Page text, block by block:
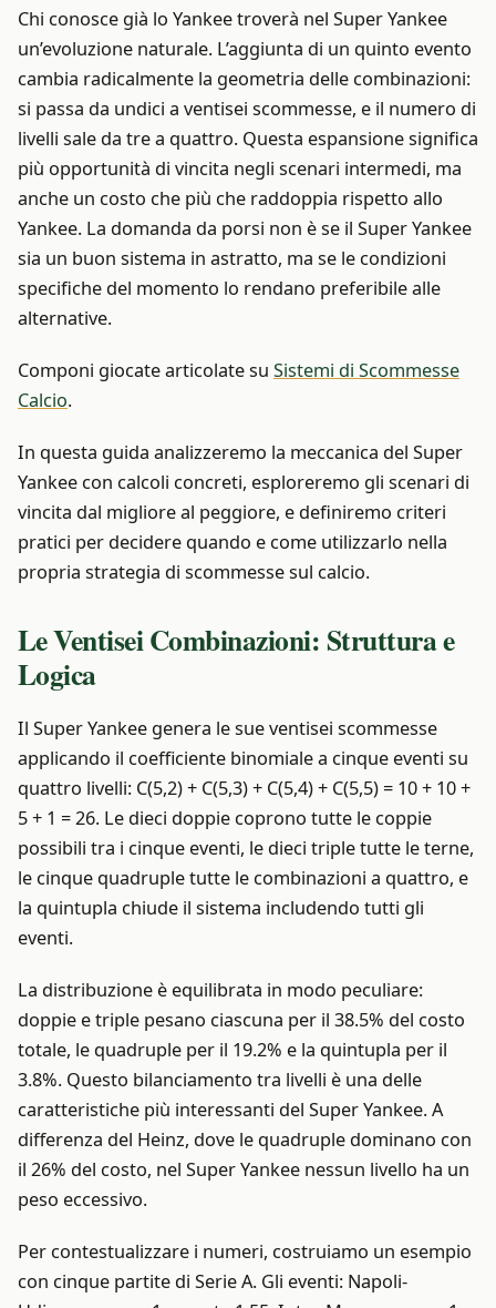
Chi conosce già lo Yankee troverà nel Super Yankee
un’evoluzione naturale. L’aggiunta di un quinto evento
cambia radicalmente la geometria delle combinazioni:
si passa da undici a ventisei scommesse, e il numero di
livelli sale da tre a quattro. Questa espansione significa
più opportunità di vincita negli scenari intermedi, ma
anche un costo che più che raddoppia rispetto allo
Yankee. La domanda da porsi non è se il Super Yankee
sia un buon sistema in astratto, ma se le condizioni
specifiche del momento lo rendano preferibile alle
alternative.
Componi giocate articolate su Sistemi di Scommesse
Calcio.
In questa guida analizzeremo la meccanica del Super
Yankee con calcoli concreti, esploreremo gli scenari di
vincita dal migliore al peggiore, e definiremo criteri
pratici per decidere quando e come utilizzarlo nella
propria strategia di scommesse sul calcio.
Le Ventisei Combinazioni: Struttura e
Logica
Il Super Yankee genera le sue ventisei scommesse
applicando il coefficiente binomiale a cinque eventi su
quattro livelli: C(5,2) + C(5,3) + C(5,4) + C(5,5) = 10 + 10 +
5 + 1 = 26. Le dieci doppie coprono tutte le coppie
possibili tra i cinque eventi, le dieci triple tutte le terne,
le cinque quadruple tutte le combinazioni a quattro, e
la quintupla chiude il sistema includendo tutti gli
eventi.
La distribuzione è equilibrata in modo peculiare:
doppie e triple pesano ciascuna per il 38.5% del costo
totale, le quadruple per il 19.2% e la quintupla per il
3.8%. Questo bilanciamento tra livelli è una delle
caratteristiche più interessanti del Super Yankee. A
differenza del Heinz, dove le quadruple dominano con
il 26% del costo, nel Super Yankee nessun livello ha un
peso eccessivo.
Per contestualizzare i numeri, costruiamo un esempio
con cinque partite di Serie A. Gli eventi: Napoli-